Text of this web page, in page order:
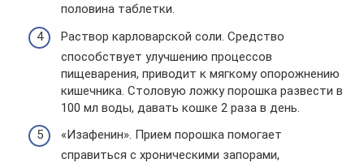
половина таблетки.
Раствор карловарской соли. Средство
способствует улучшению процессов
пищеварения, приводит к мягкому опорожнению
кишечника. Столовую ложку порошка развести в
100 мл воды, давать кошке 2 раза в день.
«Изафенин». Прием порошка помогает
справиться с хроническими запорами,